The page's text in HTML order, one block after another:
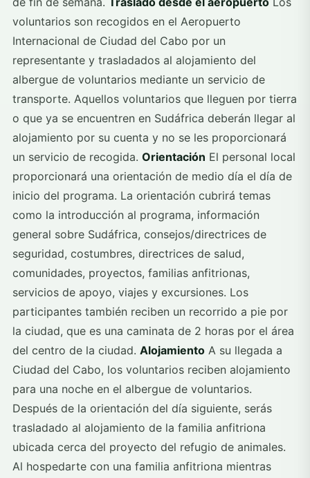
voluntarios son recogidos en el Aeropuerto
Internacional de Ciudad del Cabo por un
representante y trasladados al alojamiento del
albergue de voluntarios mediante un servicio de
transporte. Aquellos voluntarios que lleguen por tierra
o que ya se encuentren en Sudáfrica deberán llegar al
alojamiento por su cuenta y no se les proporcionará
un servicio de recogida. Orientación El personal local
proporcionará una orientación de medio día el día de
inicio del programa. La orientación cubrirá temas
como la introducción al programa, información
general sobre Sudáfrica, consejos/directrices de
seguridad, costumbres, directrices de salud,
comunidades, proyectos, familias anfitrionas,
servicios de apoyo, viajes y excursiones. Los
participantes también reciben un recorrido a pie por
la ciudad, que es una caminata de 2 horas por el área
del centro de la ciudad. Alojamiento A su llegada a
Ciudad del Cabo, los voluntarios reciben alojamiento
para una noche en el albergue de voluntarios.
Después de la orientación del día siguiente, serás
trasladado al alojamiento de la familia anfitriona
ubicada cerca del proyecto del refugio de animales.
Al hospedarte con una familia anfitriona mientras